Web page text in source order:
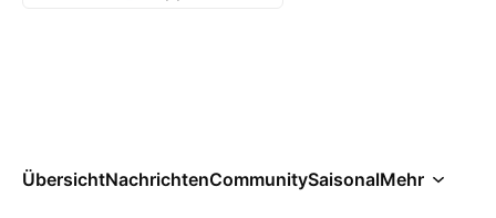
ÜbersichtNachrichtenCommunitySaisonalMehr